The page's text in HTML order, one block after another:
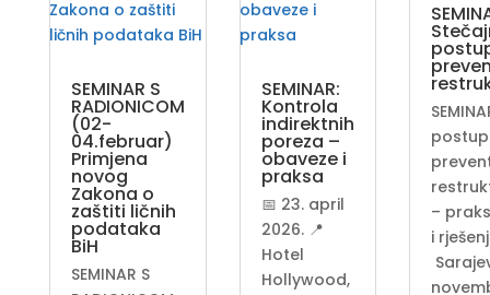
SEMINAR S
RADIONICOM
(02-
04.februar)
Primjena
novog
Zakona o
zaštiti ličnih
podataka
BiH
SEMINAR S
SEMINAR:
Kontrola
indirektnih
poreza –
obaveze i
praksa
📅 23. april
2026. 📍
Hotel
Hollywood,
–
i